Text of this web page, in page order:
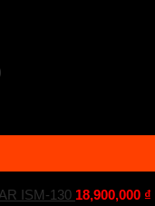
ISM-130 18,900,000 ₫